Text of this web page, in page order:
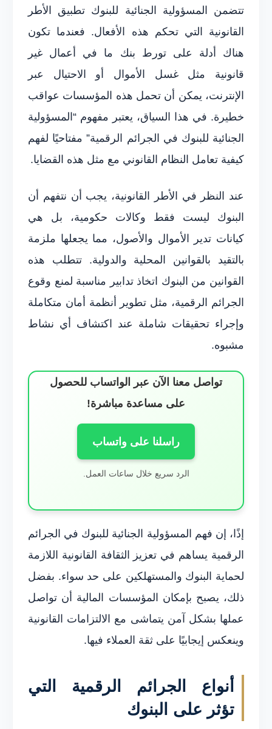
تتضمن المسؤولية الجنائية للبنوك تطبيق الأطر
القانونية التي تحكم هذه الأفعال. فعندما تكون
هناك أدلة على تورط بنك ما في أعمال غير
قانونية مثل غسل الأموال أو الاحتيال عبر
الإنترنت، يمكن أن تحمل هذه المؤسسات عواقب
خطيرة. في هذا السياق، يعتبر مفهوم “المسؤولية
الجنائية للبنوك في الجرائم الرقمية” مفتاحيًا لفهم
كيفية تعامل النظام القانوني مع مثل هذه القضايا.
عند النظر في الأطر القانونية، يجب أن نتفهم أن
البنوك ليست فقط وكالات حكومية، بل هي
كيانات تدير الأموال والأصول، مما يجعلها ملزمة
بالتقيد بالقوانين المحلية والدولية. تتطلب هذه
القوانين من البنوك اتخاذ تدابير مناسبة لمنع وقوع
الجرائم الرقمية، مثل تطوير أنظمة أمان متكاملة
وإجراء تحقيقات شاملة عند اكتشاف أي نشاط
مشبوه.
تواصل معنا الآن عبر الواتساب للحصول
على مساعدة مباشرة!
راسلنا على واتساب
الرد سريع خلال ساعات العمل.
إذًا، إن فهم المسؤولية الجنائية للبنوك في الجرائم
الرقمية يساهم في تعزيز الثقافة القانونية اللازمة
لحماية البنوك والمستهلكين على حد سواء. بفضل
ذلك، يصبح بإمكان المؤسسات المالية أن تواصل
عملها بشكل آمن يتماشى مع الالتزامات القانونية
وينعكس إيجابيًا على ثقة العملاء فيها.
أنواع الجرائم الرقمية التي
تؤثر على البنوك